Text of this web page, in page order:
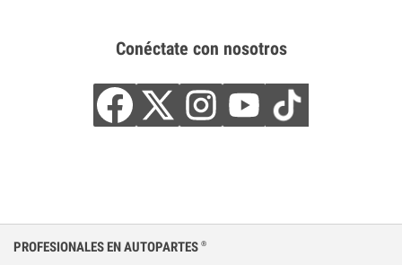
Conéctate con nosotros
PROFESIONALES EN AUTOPARTES ®